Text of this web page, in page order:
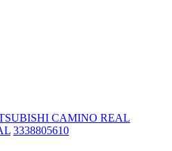
CAMINO REAL
3338805610